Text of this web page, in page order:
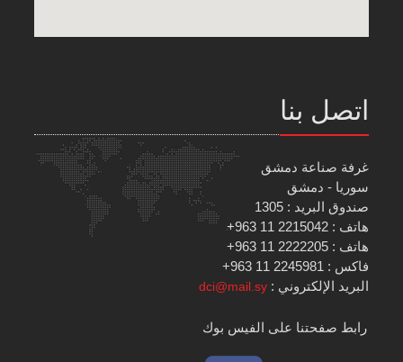
اتصل بنا
غرفة صناعة دمشق
سوريا - دمشق
صندوق البريد : 1305
هاتف : 2215042 11 963+
هاتف : 2222205 11 963+
فاكس : 2245981 11 963+
البريد الإلكتروني :dci@mail.sy
رابط صفحتنا على الفيس بوك